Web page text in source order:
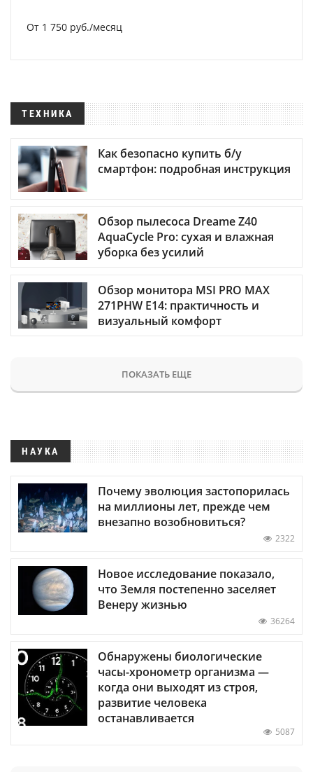
От 1 750 руб./месяц
ТЕХНИКА
Как безопасно купить б/у
смартфон: подробная инструкция
Обзор пылесоса Dreame Z40
AquaCycle Pro: сухая и влажная
уборка без усилий
Обзор монитора MSI PRO MAX
271PHW E14: практичность и
визуальный комфорт
ПОКАЗАТЬ ЕЩЕ
НАУКА
Почему эволюция застопорилась
на миллионы лет, прежде чем
внезапно возобновиться?
2322
Новое исследование показало,
что Земля постепенно заселяет
Венеру жизнью
36264
Обнаружены биологические
часы-хронометр организма —
когда они выходят из строя,
развитие человека
останавливается
5087